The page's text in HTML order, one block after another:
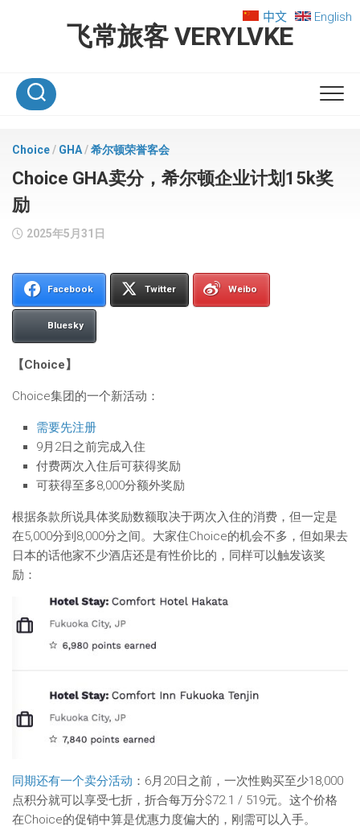
飞常旅客 VERYLVKE
中文 English
Choice/ GHA/希尔顿荣誉客会
Choice GHA卖分，希尔顿企业计划15k奖
励
2025年5月31日
Facebook Twitter Weibo
Bluesky
【Choice】
Choice集团的一个新活动：
需要先注册
9月2日之前完成入住
付费两次入住后可获得奖励
可获得至多8,000分额外奖励
根据条款所说具体奖励数额取决于两次入住的消费，但一定是
在5,000分到8,000分之间。大家住Choice的机会不多，但如果去
日本的话他家不少酒店还是有性价比的，同样可以触发该奖
励：
同期还有一个卖分活动 ：6月20日之前，一次性购买至少18,000
点积分就可以享受七折，折合每万分$72.1 / 519元。这个价格
在Choice的促销中算是优惠力度偏大的，刚需可以入手。